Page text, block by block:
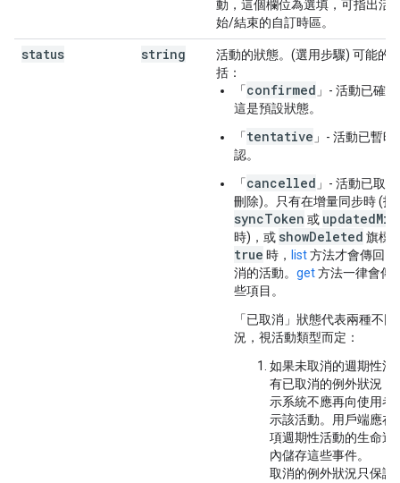
動，這個欄位為選填，可指出活
始/結束的自訂時區。
status string
活動的狀態。(選用步驟) 可能的
括：
「confirmed 」- 活動已確
這是預設狀態。
「tentative 」- 活動已暫時
認。
「cancelled 」- 活動已取
刪除)。只有在增量同步時 (指
syncToken 或 updatedMin
時)，或 showDeleted 旗標
true 時， list方法才會傳回已
消的活動。 get方法一律會傳
些項目。
「已取消」狀態代表兩種不同
況，視活動類型而定：
如果未取消的週期性活
有已取消的例外狀況，
示系統不應再向使用者
示該活動。用戶端應在
項週期性活動的生命週
內儲存這些事件。
取消的例外狀況只保證